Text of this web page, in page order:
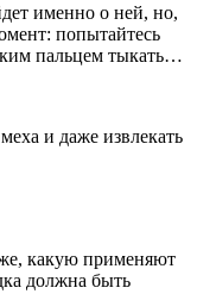
именно о ней, но,
попытайтесь
пальцем тыкать…
и даже извлекать
же, какую применяют
должна быть